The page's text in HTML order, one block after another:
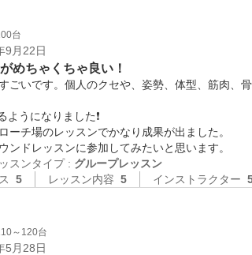
台
9月22日
めちゃくちゃ良い！
ごいです。個人のクセや、姿勢、体型、筋肉、
うになりました❗️
ーチ場のレッスンでかなり成果が出ました。
ンドレッスンに参加してみたいと思います。
スンタイプ : グループレッスン
5 レッスン内容 5 インストラクター
～120台
5月28日